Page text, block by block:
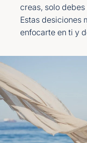
creas, solo
Estas desiciones
enfocarte en ti y